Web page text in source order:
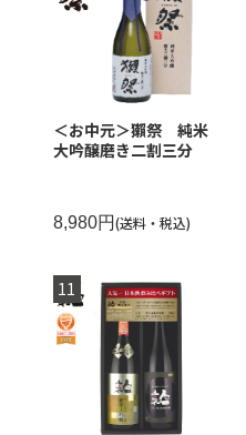
＜お中元＞獺祭 純米
大吟醸磨き二割三分
8,980円(送料・税込)